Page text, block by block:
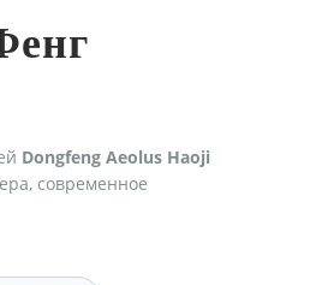
Dongfeng Aeolus Haoji
современное